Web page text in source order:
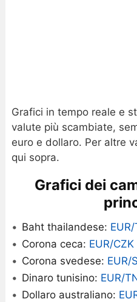
Grafici in tempo reale e
valute più scambiate,
euro e dollaro. Per altre
qui sopra.
Grafici dei
Baht thailandese:
Corona ceca: EUR/CZK|
Corona svedese: EUR/
Dinaro tunisino: EUR/
Dollaro australiano: